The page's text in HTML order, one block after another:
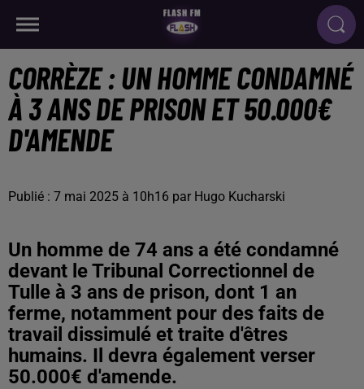
CORRÈZE : UN HOMME CONDAMNÉ
À 3 ANS DE PRISON ET 50.000€
D'AMENDE
Publié : 7 mai 2025 à 10h16 par Hugo Kucharski
Un homme de 74 ans a été condamné
devant le Tribunal Correctionnel de
Tulle à 3 ans de prison, dont 1 an
ferme, notamment pour des faits de
travail dissimulé et traite d'êtres
humains. Il devra également verser
50.000€ d'amende.